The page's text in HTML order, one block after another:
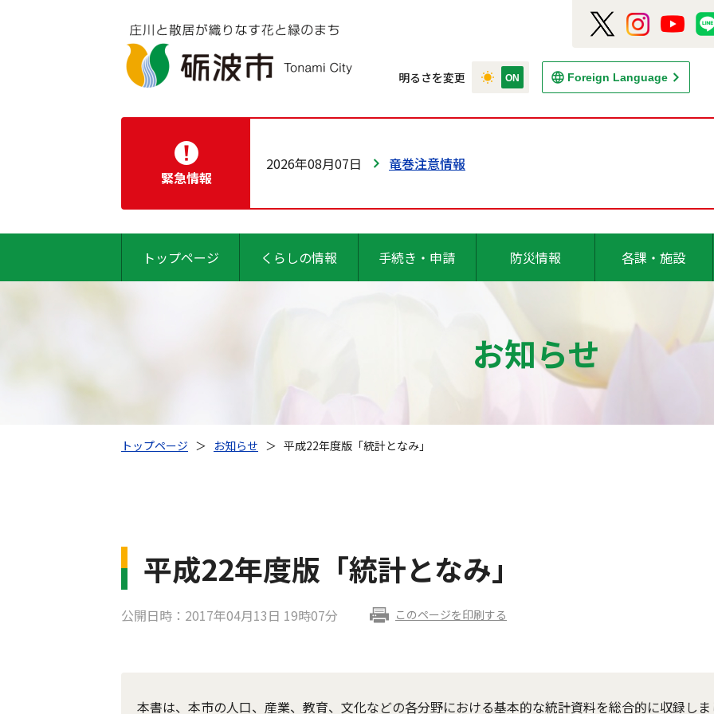
明るさを変更 Foreign Language
緊急情報
2026年08月07日 竜巻注意情報
トップページ くらしの情報 手続き・申請 防災情報 各課・施設
お知らせ
トップページ ＞ お知らせ ＞ 平成22年度版「統計となみ」
平成22年度版「統計となみ」
公開日時：2017年04月13日 19時07分 このページを印刷する
本書は、本市の人口、産業、教育、文化などの各分野における基本的な統計資料を総合的に収録し